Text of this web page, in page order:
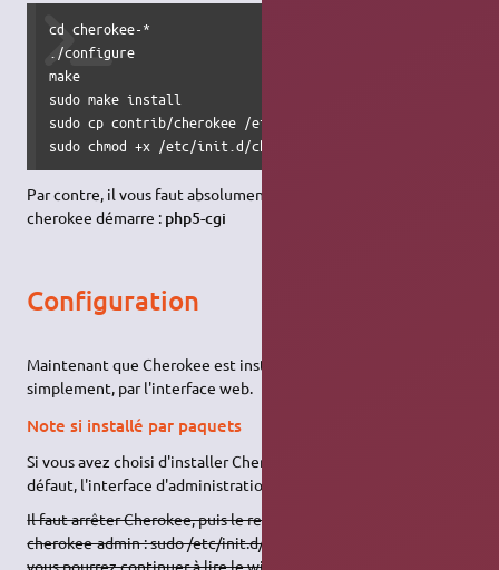
cd cherokee-*
./configure
make
sudo make install
sudo cp contrib/cherokee /etc/init.d/
sudo chmod +x /etc/init.d/cherokee
Par contre, il vous faut absolument le paquet php5-cgi pour que
cherokee démarre : php5-cgi
Configuration
Maintenant que Cherokee est installé, il reste à le configurer
simplement, par l'interface web.
Note si installé par paquets
Si vous avez choisi d'installer Cherokee par les paquets, par
défaut, l'interface d'administration n'est pas accessible.
Il faut arrêter Cherokee, puis le relancer avec la commande
cherokee-admin : sudo /etc/init.d/cherokee stop Maintenant,
vous pourrez continuer à lire le wiki